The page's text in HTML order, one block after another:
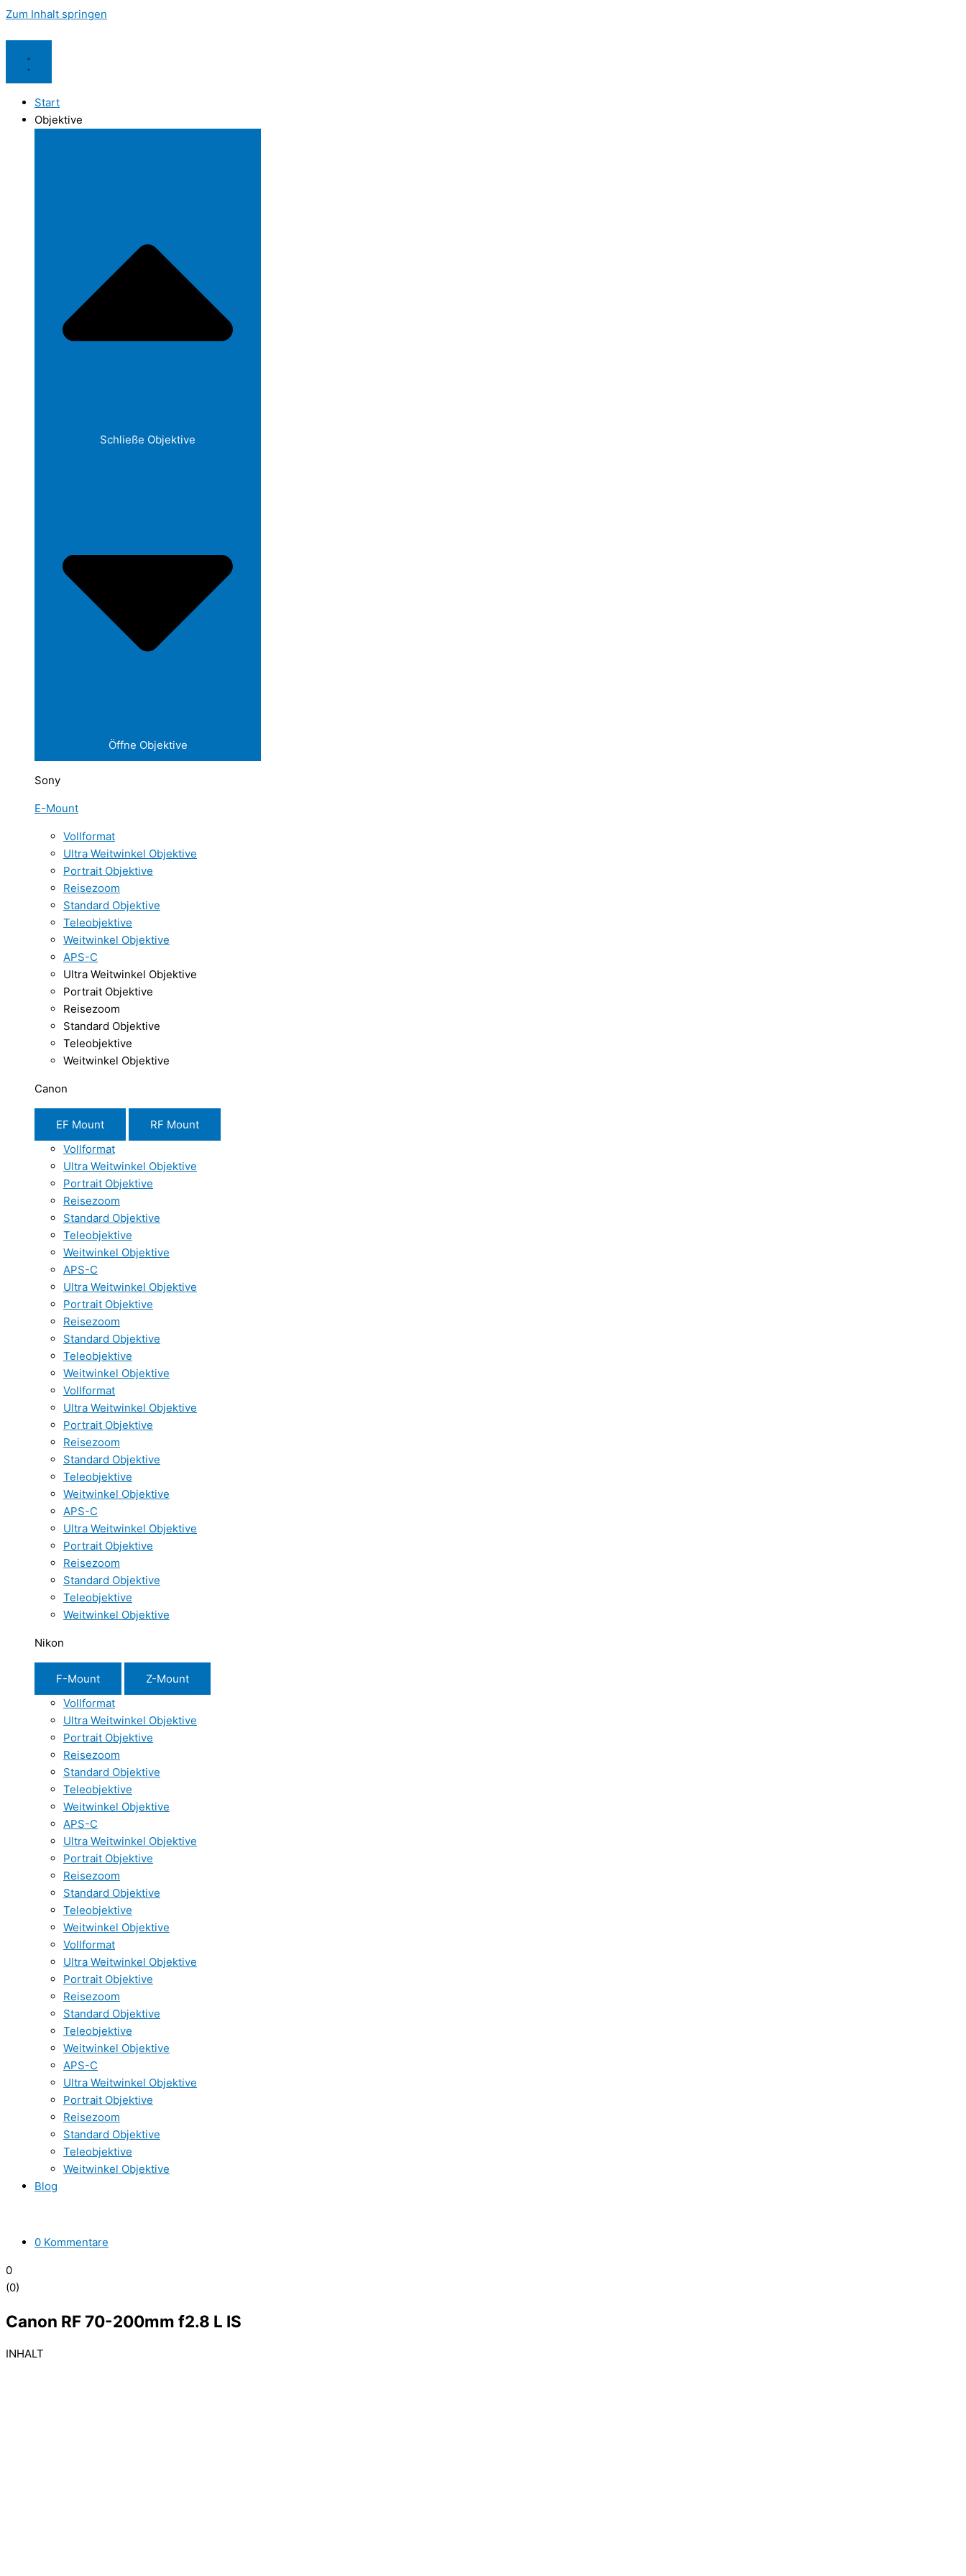
Zum Inhalt springen
Start
Objektive
Schließe Objektive
Öffne Objektive
Sony
E-Mount
Vollformat
Ultra Weitwinkel Objektive
Portrait Objektive
Reisezoom
Standard Objektive
Teleobjektive
Weitwinkel Objektive
APS-C
Ultra Weitwinkel Objektive
Portrait Objektive
Reisezoom
Standard Objektive
Teleobjektive
Weitwinkel Objektive
Canon
EF Mount
RF Mount
Vollformat
Ultra Weitwinkel Objektive
Portrait Objektive
Reisezoom
Standard Objektive
Teleobjektive
Weitwinkel Objektive
APS-C
Ultra Weitwinkel Objektive
Portrait Objektive
Reisezoom
Standard Objektive
Teleobjektive
Weitwinkel Objektive
Vollformat
Ultra Weitwinkel Objektive
Portrait Objektive
Reisezoom
Standard Objektive
Teleobjektive
Weitwinkel Objektive
APS-C
Ultra Weitwinkel Objektive
Portrait Objektive
Reisezoom
Standard Objektive
Teleobjektive
Weitwinkel Objektive
Nikon
F-Mount
Z-Mount
Vollformat
Ultra Weitwinkel Objektive
Portrait Objektive
Reisezoom
Standard Objektive
Teleobjektive
Weitwinkel Objektive
APS-C
Ultra Weitwinkel Objektive
Portrait Objektive
Reisezoom
Standard Objektive
Teleobjektive
Weitwinkel Objektive
Vollformat
Ultra Weitwinkel Objektive
Portrait Objektive
Reisezoom
Standard Objektive
Teleobjektive
Weitwinkel Objektive
APS-C
Ultra Weitwinkel Objektive
Portrait Objektive
Reisezoom
Standard Objektive
Teleobjektive
Weitwinkel Objektive
Blog
0 Kommentare
0
(0)
Canon RF 70-200mm f2.8 L IS
INHALT